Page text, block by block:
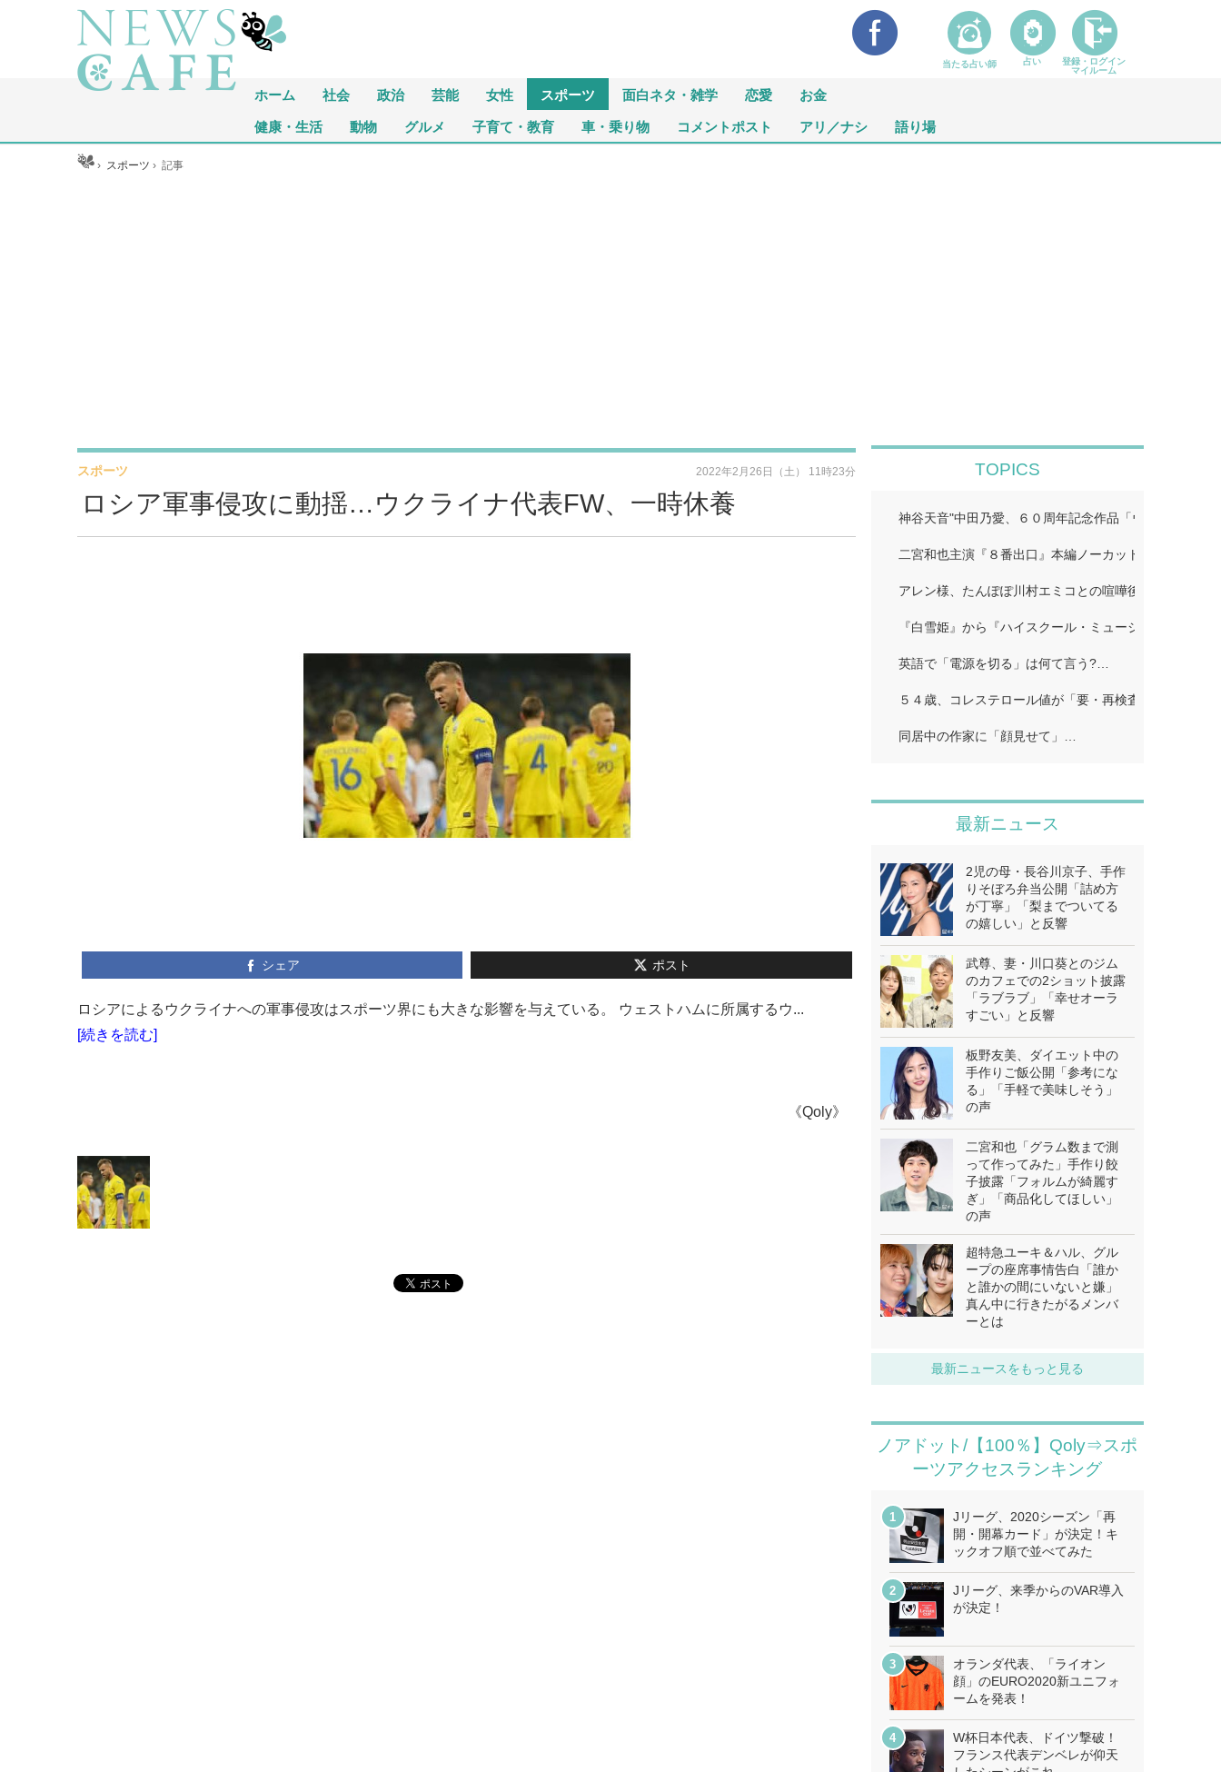
ホーム 社会 政治 芸能 女性 スポーツ 面白ネタ・雑学 恋愛 お金
健康・生活 動物 グルメ 子育て・教育 車・乗り物 コメントポスト アリ／ナシ 語り場
ホーム › スポーツ ›記事
ロシア軍事侵攻に動揺…ウクライナ代表FW、一時休養
スポーツ 2022年2月26日（土） 11時23分
シェア ポスト
ロシアによるウクライナへの軍事侵攻はスポーツ界にも大きな影響を与えている。 ウェストハムに所属するウ...
[続きを読む]
《Qoly》
TOPICS
神谷天音"中田乃愛、６０周年記念作品「ウルトラマン
二宮和也主演『８番出口』本編ノーカット地上波初放
アレン様、たんぽぽ川村エミコとの喧嘩後に「初めて
『白雪姫』から『ハイスクール・ミュージカル/ザ・ム
英語で「電源を切る」は何て言う?…
５４歳、コレステロール値が「要・再検査」…
同居中の作家に「顔見せて」…
最新ニュース
2児の母・長谷川京子、手作
りそぼろ弁当公開「詰め方
が丁寧」「梨までついてる
の嬉しい」と反響
武尊、妻・川口葵とのジム
のカフェでの2ショット披露
「ラブラブ」「幸せオーラ
すごい」と反響
板野友美、ダイエット中の
手作りご飯公開「参考にな
る」「手軽で美味しそう」
の声
二宮和也「グラム数まで測
って作ってみた」手作り餃
子披露「フォルムが綺麗す
ぎ」「商品化してほしい」
の声
超特急ユーキ＆ハル、グル
ープの座席事情告白「誰か
と誰かの間にいないと嫌」
真ん中に行きたがるメンバ
ーとは
最新ニュースをもっと見る
ノアドット/【100％】Qoly⇒スポ
ーツアクセスランキング
Jリーグ、2020シーズン「再
開・開幕カード」が決定！キ
ックオフ順で並べてみた
Jリーグ、来季からのVAR導入
が決定！
オランダ代表、「ライオン
顔」のEURO2020新ユニフォ
ームを発表！
W杯日本代表、ドイツ撃破！
フランス代表デンベレが仰天
当たる占い師 占い
登録・ログイン
マイルーム